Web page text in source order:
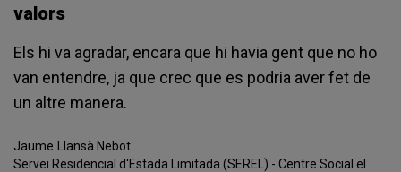
valors
Els hi va agradar, encara que hi havia gent que no ho
van entendre, ja que crec que es podria aver fet de
un altre manera.
Jaume
Llansà Nebot
Servei Residencial d'Estada Limitada (SEREL) - Centre Social el